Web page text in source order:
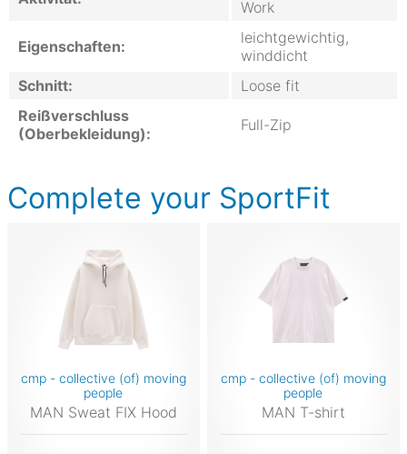
Work
Eigenschaften:
leichtgewichtig,
winddicht
Schnitt:
Loose fit
Reißverschluss
(Oberbekleidung):
Full-Zip
Complete your SportFit
cmp - collective (of) moving
people
MAN Sweat FIX Hood
cmp - collective (of) moving
people
MAN T-shirt